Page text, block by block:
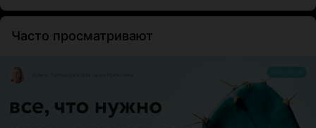
Часто просматривают